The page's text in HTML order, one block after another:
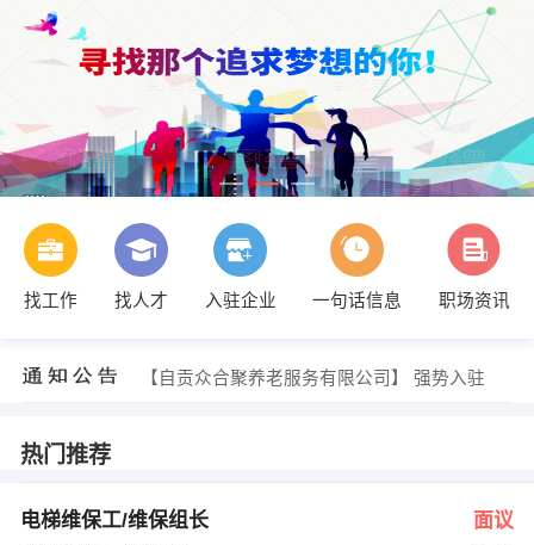
找工作 找人才 入驻企业 一句话信息
职场资讯
【自贡众合聚养老服务有限公司】 强势入驻
曾小姐 发布 [销售经理 ] 招聘信息
热门推荐
电梯维保工/维保组长 面议